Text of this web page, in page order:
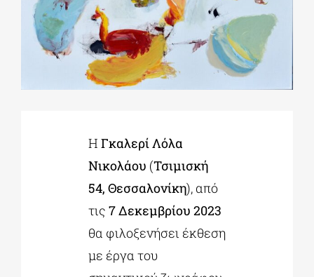
ΔΙΔΑΚΤΟΡΙΚΑ
ΕΚΠΑΙΔΕΥΤΙΚΑ ΙΔΡΥΜΑΤΑ
Η Γκαλερί Λόλα
Νικολάου (Τσιμισκή
54, Θεσσαλονίκη), από
τις 7 Δεκεμβρίου 2023
θα φιλοξενήσει έκθεση
με έργα του